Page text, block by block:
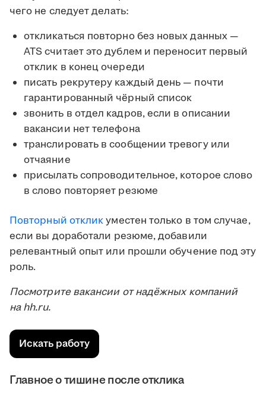
чего не следует делать:
откликаться повторно без новых данных —
ATS считает это дублем и переносит первый
отклик в конец очереди
писать рекрутеру каждый день — почти
гарантированный чёрный список
звонить в отдел кадров, если в описании
вакансии нет телефона
транслировать в сообщении тревогу или
отчаяние
присылать сопроводительное, которое слово
в слово повторяет резюме
Повторный откликуместен только в том случае,
если вы доработали резюме, добавили
релевантный опыт или прошли обучение под эту
роль.
Посмотрите вакансии от надёжных компаний
на hh.ru.
Искать работу
Главное о тишине после отклика